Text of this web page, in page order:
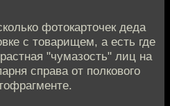
фотокарточек деда
с товарищем, а есть где
"чумазость" лиц на
справа от полкового